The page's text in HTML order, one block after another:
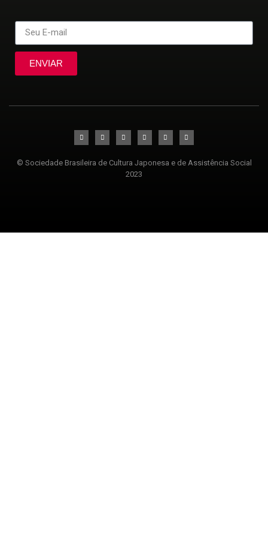
ENVIAR
© Sociedade Brasileira de Cultura Japonesa e de Assistência Social
2023